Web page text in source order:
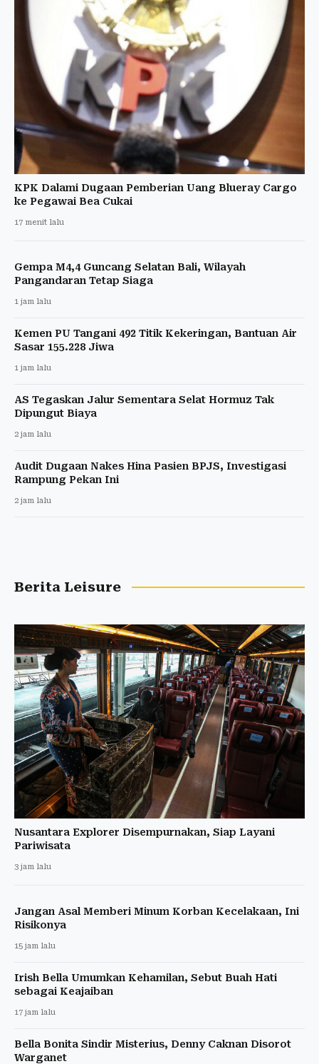
KPK Dalami Dugaan Pemberian Uang Blueray Cargo
ke Pegawai Bea Cukai
17 menit lalu
Gempa M4,4 Guncang Selatan Bali, Wilayah
Pangandaran Tetap Siaga
1 jam lalu
Kemen PU Tangani 492 Titik Kekeringan, Bantuan Air
Sasar 155.228 Jiwa
1 jam lalu
AS Tegaskan Jalur Sementara Selat Hormuz Tak
Dipungut Biaya
2 jam lalu
Audit Dugaan Nakes Hina Pasien BPJS, Investigasi
Rampung Pekan Ini
2 jam lalu
Berita Leisure
Nusantara Explorer Disempurnakan, Siap Layani
Pariwisata
3 jam lalu
Jangan Asal Memberi Minum Korban Kecelakaan, Ini
Risikonya
15 jam lalu
Irish Bella Umumkan Kehamilan, Sebut Buah Hati
sebagai Keajaiban
17 jam lalu
Bella Bonita Sindir Misterius, Denny Caknan Disorot
Warganet